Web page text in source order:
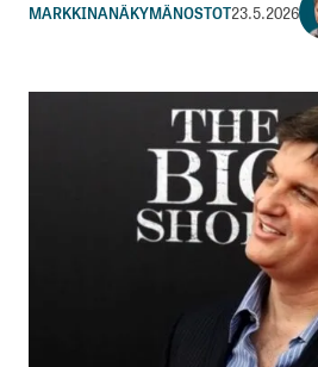
MARKKINANÄKYMÄNOSTOT23.5.2026